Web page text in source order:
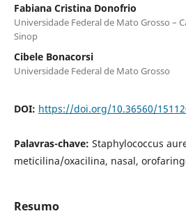
Fabiana Cristina Donofrio
Universidade Federal de Mato Grosso –
Sinop
Cibele Bonacorsi
Universidade Federal de Mato Grosso
DOI: https://doi.org/10.36560/
Palavras-chave: Staphylococcus
meticilina/oxacilina, nasal,
Resumo